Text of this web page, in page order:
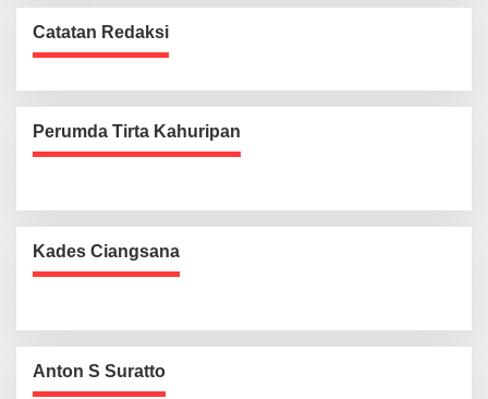
Catatan Redaksi
Perumda Tirta Kahuripan
Kades Ciangsana
Anton S Suratto